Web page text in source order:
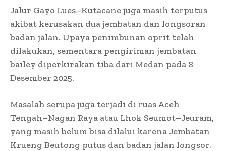
Jalur Gayo Lues–Kutacane juga masih terputus
akibat kerusakan dua jembatan dan longsoran
badan jalan. Upaya penimbunan oprit telah
dilakukan, sementara pengiriman jembatan
bailey diperkirakan tiba dari Medan pada 8
Desember 2025.
Masalah serupa juga terjadi di ruas Aceh
Tengah–Nagan Raya atau Lhok Seumot–Jeuram,
yang masih belum bisa dilalui karena Jembatan
Krueng Beutong putus dan badan jalan longsor.